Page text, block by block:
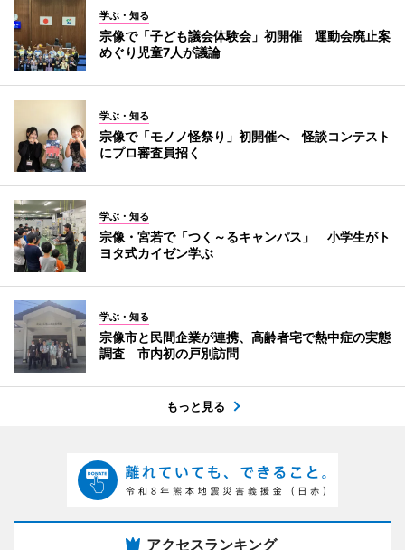
学ぶ・知る
宗像で「子ども議会体験会」初開催 運動会廃止案
めぐり児童7人が議論
学ぶ・知る
宗像で「モノノ怪祭り」初開催へ 怪談コンテスト
にプロ審査員招く
学ぶ・知る
宗像・宮若で「つく～るキャンパス」 小学生がト
ヨタ式カイゼン学ぶ
学ぶ・知る
宗像市と民間企業が連携、高齢者宅で熱中症の実態
調査 市内初の戸別訪問
もっと見る
アクセスランキング